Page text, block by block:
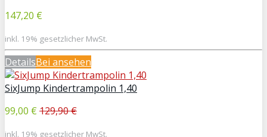
147,20 €
inkl. 19% gesetzlicher MwSt.
DetailsBei ansehen
SixJump Kindertrampolin 1,40
99,00 € 129,90 €
inkl. 19% gesetzlicher MwSt.